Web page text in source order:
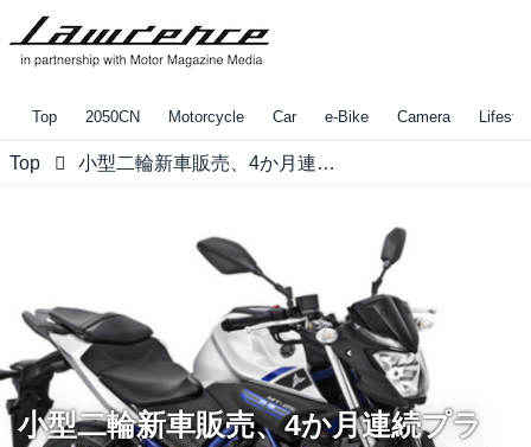
Top 2050CN Motorcycle Car e-Bike Camera
Top 小型二輪新車販売、4か月連続プラス、ヤマハがトップシェア堅持...7月
小型二輪新車販売、4か月連続プラ